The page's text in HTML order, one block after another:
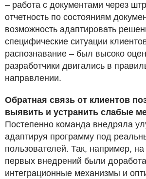
– работа с документами через
отчетность по состояниям
возможность адаптировать
специфические ситуации
распознавание – был высоко
разработчики двигались в
направлении.
Обратная связь от клиентов
выявить и устранить слабые
Постепенно команда внедряла
адаптируя программу под
пользователей. Так, например,
первых внедрений были
интеграционные механизмы и